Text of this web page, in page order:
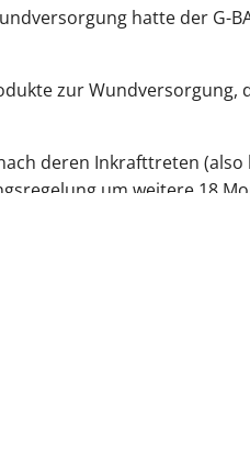
hatte der G-
zur Wundversorgung,
deren Inkrafttreten (also
um weitere 18